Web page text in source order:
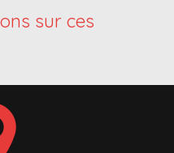
sur ces